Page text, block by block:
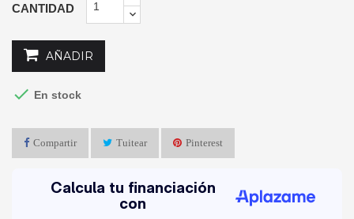
CANTIDAD
AÑADIR
 En stock
Compartir Tuitear Pinterest